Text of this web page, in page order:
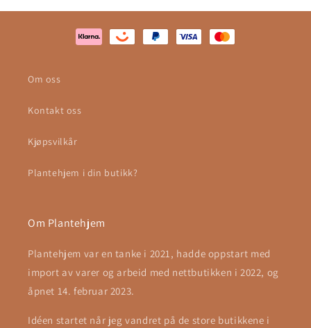
Om oss
Kontakt oss
Kjøpsvilkår
Plantehjem i din butikk?
Om Plantehjem
Plantehjem var en tanke i 2021, hadde oppstart med
import av varer og arbeid med nettbutikken i 2022, og
åpnet 14. februar 2023.
Idéen startet når jeg vandret på de store butikkene i